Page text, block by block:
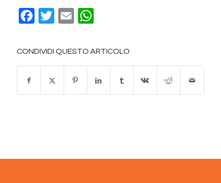
Facebook
Twitter
EmailWhatsApp
CONDIVIDI QUESTO ARTICOLO